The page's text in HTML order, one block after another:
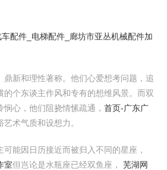
配件_电梯配件_廊坊市亚丛机械配件加
鼎新和理性著称。他们心爱想考问题，追
的个东谈主作风和专有的想维风景。而双
心，他们阻挠情愫疏通， 首页-广东广
艺术气质和设想力。
能因日历接近而被归入不同的星座，
室但岂论是水瓶座已经双鱼座， 芜湖网